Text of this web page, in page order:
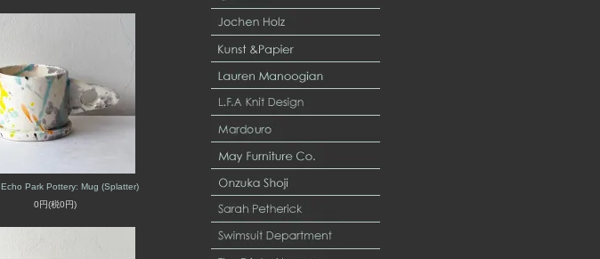
Echo Park Pottery: Mug (Splatter)
0円(税0円)